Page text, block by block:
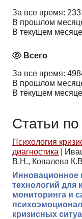
За все время:
В прошлом
В текущем
Всего
За все время:
В прошлом
В текущем
Статьи
Психология
диагностика
В.Н., Ковалева
технологий для
мониторинга и
кризисных